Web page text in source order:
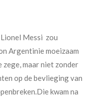
Messi zou
Argentinie moeizaam
maar niet zonder
op de bevlieging van
kwam na